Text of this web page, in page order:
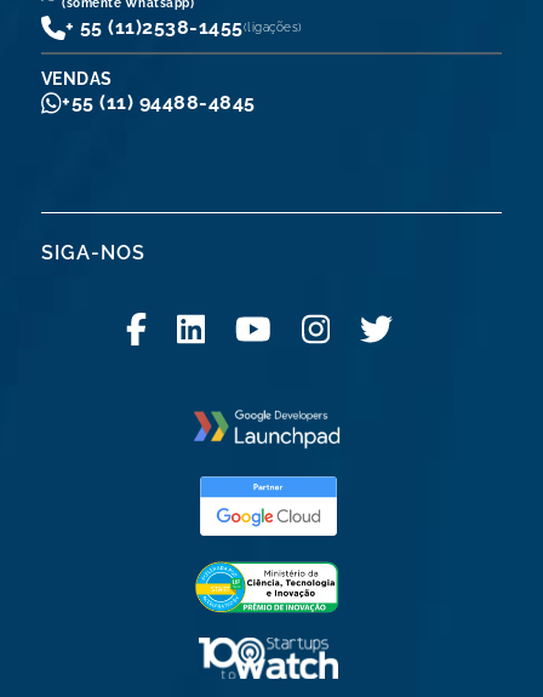
(somente Whatsapp)
+ 55 (11)2538-1455(ligações)
VENDAS
+55 (11) 94488-4845
SIGA-NOS